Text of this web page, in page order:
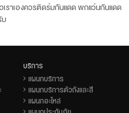
ราเองควรติดร่มกันแดด พกแว่นกันแดด
บริการ
แผนกบริการ
แผนกบริการตัวถังและสี
แผนกอะไหล่